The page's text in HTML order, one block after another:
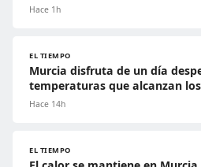
Hace 1h
EL TIEMPO
Murcia disfruta de un día
temperaturas que alcanzan los
Hace 14h
EL TIEMPO